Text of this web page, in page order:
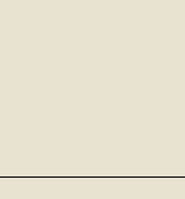
العربيّة